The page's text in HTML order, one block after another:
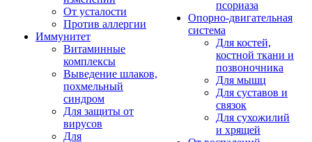
От усталости
Против аллергии
Иммунитет
Витаминные
комплексы
Выведение шлаков,
похмельный
синдром
Для защиты от
вирусов
Для
псориаза
Опорно-двигательная
система
Для костей,
костной ткани и
позвоночника
Для мышц
Для суставов и
связок
Для сухожилий
и хрящей